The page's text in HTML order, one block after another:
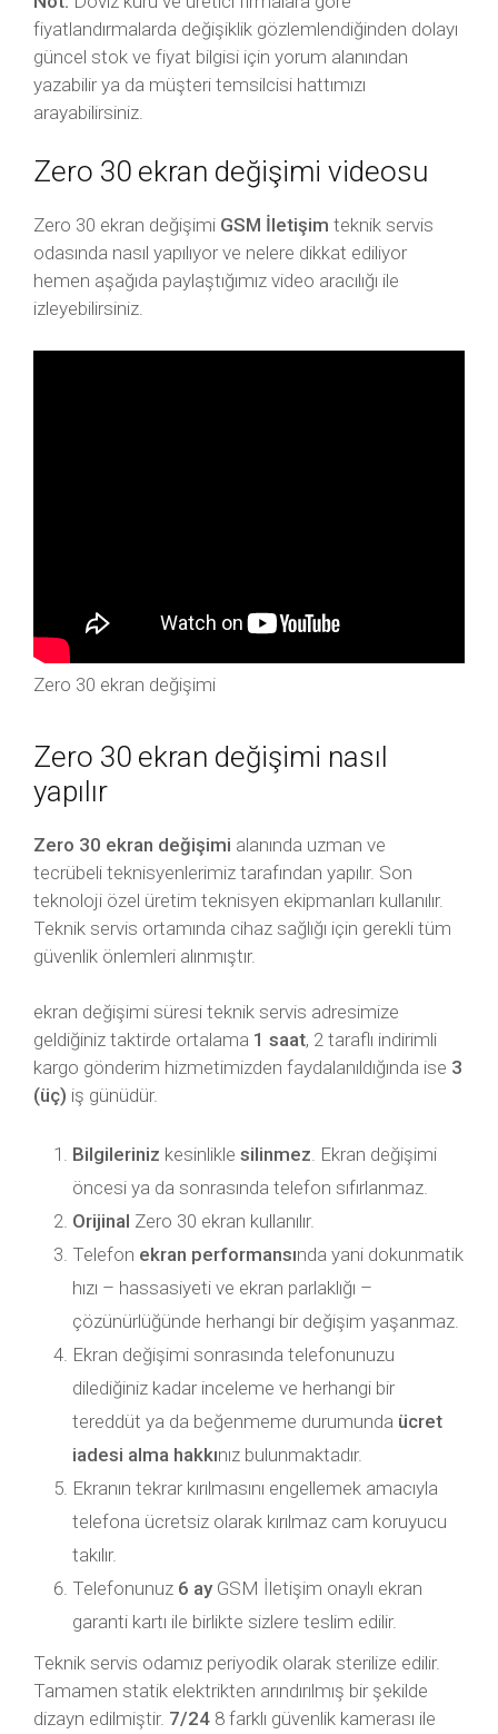
fiyatlandırmalarda değişiklik gözlemlendiğinden dolayı
güncel stok ve fiyat bilgisi için yorum alanından
yazabilir ya da müşteri temsilcisi hattımızı
arayabilirsiniz.
Zero 30 ekran değişimi videosu
Zero 30 ekran değişimi GSM İletişim teknik servis
odasında nasıl yapılıyor ve nelere dikkat ediliyor
hemen aşağıda paylaştığımız video aracılığı ile
izleyebilirsiniz.
Zero 30 ekran değişimi
Zero 30 ekran değişimi nasıl
yapılır
Zero 30 ekran değişimi alanında uzman ve
tecrübeli teknisyenlerimiz tarafından yapılır. Son
teknoloji özel üretim teknisyen ekipmanları kullanılır.
Teknik servis ortamında cihaz sağlığı için gerekli tüm
güvenlik önlemleri alınmıştır.
ekran değişimi süresi teknik servis adresimize
geldiğiniz taktirde ortalama 1 saat, 2 taraflı indirimli
kargo gönderim hizmetimizden faydalanıldığında ise 3
(üç) iş günüdür.
Bilgileriniz kesinlikle silinmez. Ekran değişimi
öncesi ya da sonrasında telefon sıfırlanmaz.
Orijinal Zero 30 ekran kullanılır.
Telefon ekran performansında yani dokunmatik
hızı – hassasiyeti ve ekran parlaklığı –
çözünürlüğünde herhangi bir değişim yaşanmaz.
Ekran değişimi sonrasında telefonunuzu
dilediğiniz kadar inceleme ve herhangi bir
tereddüt ya da beğenmeme durumunda ücret
iadesi alma hakkınız bulunmaktadır.
Ekranın tekrar kırılmasını engellemek amacıyla
telefona ücretsiz olarak kırılmaz cam koruyucu
takılır.
Telefonunuz 6 ayGSM İletişim onaylı ekran
garanti kartı ile birlikte sizlere teslim edilir.
Teknik servis odamız periyodik olarak sterilize edilir.
Tamamen statik elektrikten arındırılmış bir şekilde
dizayn edilmiştir. 7/24 8 farklı güvenlik kamerası ile